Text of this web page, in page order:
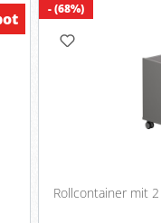
- (68%)
Rollcontainer mit